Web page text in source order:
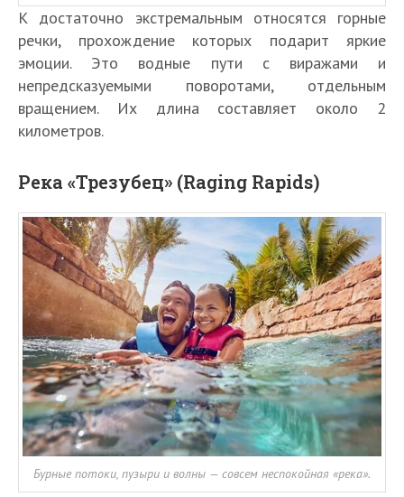
К достаточно экстремальным относятся горные
речки, прохождение которых подарит яркие
эмоции. Это водные пути с виражами и
непредсказуемыми поворотами, отдельным
вращением. Их длина составляет около 2
километров.
Река «Трезубец» (Raging Rapids)
Бурные потоки, пузыри и волны — совсем неспокойная «река».